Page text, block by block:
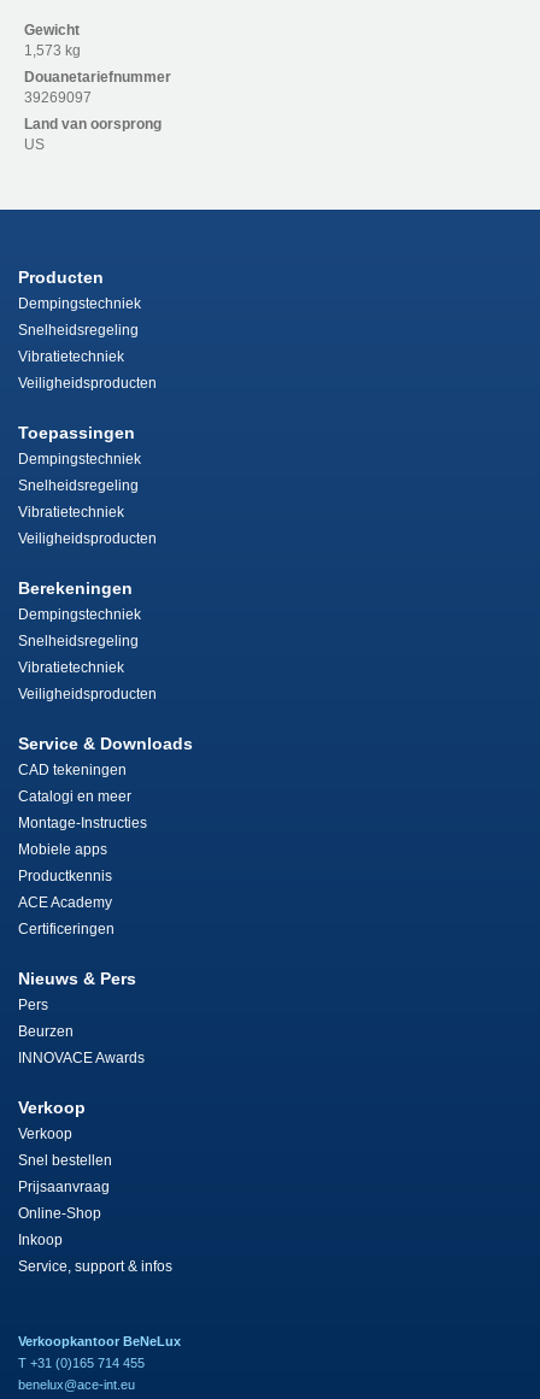
Gewicht
1,573 kg
Douanetariefnummer
39269097
Land van oorsprong
US
Producten
Dempingstechniek
Snelheidsregeling
Vibratietechniek
Veiligheidsproducten
Toepassingen
Dempingstechniek
Snelheidsregeling
Vibratietechniek
Veiligheidsproducten
Berekeningen
Dempingstechniek
Snelheidsregeling
Vibratietechniek
Veiligheidsproducten
Service & Downloads
CAD tekeningen
Catalogi en meer
Montage-Instructies
Mobiele apps
Productkennis
ACE Academy
Certificeringen
Nieuws & Pers
Pers
Beurzen
INNOVACE Awards
Verkoop
Verkoop
Snel bestellen
Prijsaanvraag
Online-Shop
Inkoop
Service, support & infos
Verkoopkantoor BeNeLux
T +31 (0)165 714 455
benelux@ace-int.eu